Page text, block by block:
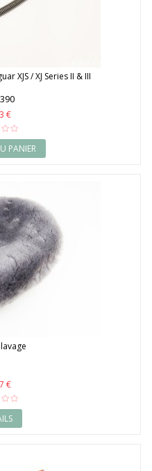
XJS / XJ Series II & III
€
PANIER
€